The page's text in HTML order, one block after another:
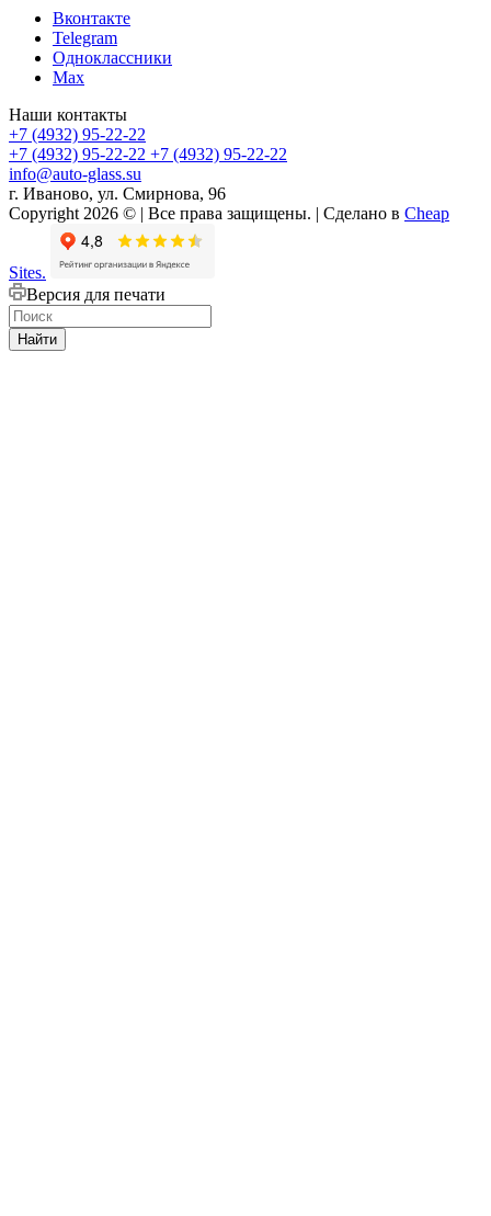
Вконтакте
Telegram
Одноклассники
Max
Наши контакты
+7 (4932) 95-22-22
+7 (4932) 95-22-22 +7 (4932) 95-22-22
info@auto-glass.su
г. Иваново, ул. Смирнова, 96
Copyright 2026 © | Все права защищены. | Сделано в Cheap
Sites.
Версия для печати
Найти